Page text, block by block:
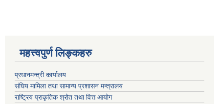
महत्त्वपुर्ण लिङ्कहरु
प्रधानमन्त्री कार्यालय
संघिय मामिला तथा सामान्य प्रशासन मन्त्रालय
राष्ट्रिय प्राकृतिक श्रोत तथा वित्त आयोग